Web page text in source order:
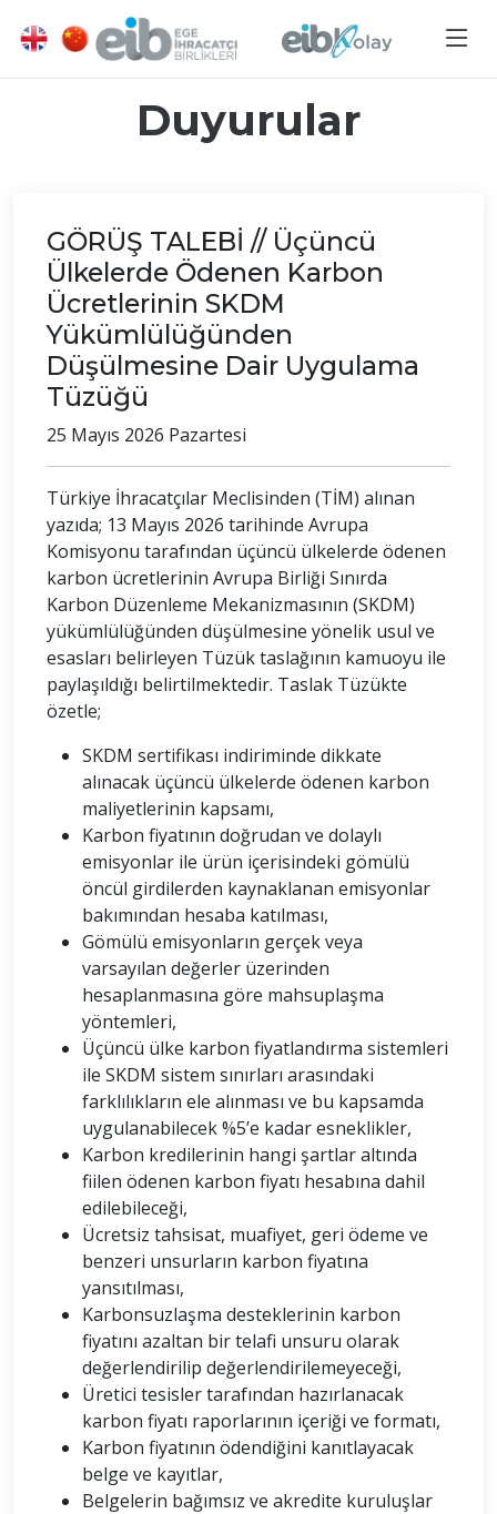
Duyurular
GÖRÜŞ TALEBİ // Üçüncü
Ülkelerde Ödenen Karbon
Ücretlerinin SKDM
Yükümlülüğünden
Düşülmesine Dair Uygulama
Tüzüğü
25 Mayıs 2026 Pazartesi
Türkiye İhracatçılar Meclisinden (TİM) alınan
yazıda; 13 Mayıs 2026 tarihinde Avrupa
Komisyonu tarafından üçüncü ülkelerde ödenen
karbon ücretlerinin Avrupa Birliği Sınırda
Karbon Düzenleme Mekanizmasının (SKDM)
yükümlülüğünden düşülmesine yönelik usul ve
esasları belirleyen Tüzük taslağının kamuoyu ile
paylaşıldığı belirtilmektedir. Taslak Tüzükte
özetle;
SKDM sertifikası indiriminde dikkate
alınacak üçüncü ülkelerde ödenen karbon
maliyetlerinin kapsamı,
Karbon fiyatının doğrudan ve dolaylı
emisyonlar ile ürün içerisindeki gömülü
öncül girdilerden kaynaklanan emisyonlar
bakımından hesaba katılması,
Gömülü emisyonların gerçek veya
varsayılan değerler üzerinden
hesaplanmasına göre mahsuplaşma
yöntemleri,
Üçüncü ülke karbon fiyatlandırma sistemleri
ile SKDM sistem sınırları arasındaki
farklılıkların ele alınması ve bu kapsamda
uygulanabilecek %5’e kadar esneklikler,
Karbon kredilerinin hangi şartlar altında
fiilen ödenen karbon fiyatı hesabına dahil
edilebileceği,
Ücretsiz tahsisat, muafiyet, geri ödeme ve
benzeri unsurların karbon fiyatına
yansıtılması,
Karbonsuzlaşma desteklerinin karbon
fiyatını azaltan bir telafi unsuru olarak
değerlendirilip değerlendirilemeyeceği,
Üretici tesisler tarafından hazırlanacak
karbon fiyatı raporlarının içeriği ve formatı,
Karbon fiyatının ödendiğini kanıtlayacak
belge ve kayıtlar,
Belgelerin bağımsız ve akredite kuruluşlar